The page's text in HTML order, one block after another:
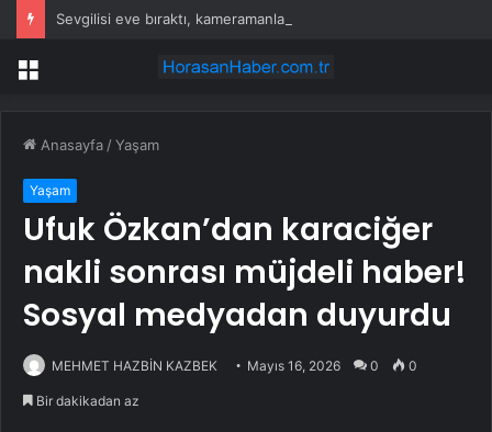
Menü
Anasayfa /Yaşam
Yaşam
Ufuk Özkan’dan karaciğer
nakli sonrası müjdeli haber!
Sosyal medyadan duyurdu
MEHMET HAZBİN KAZBEK Mayıs 16, 2026 0 0
Bir dakikadan az